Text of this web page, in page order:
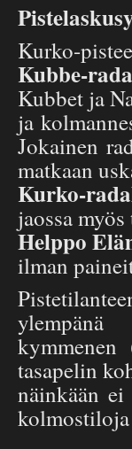
Kurko-
Kubbe-
Kubbet ja
ja
Jokainen
matkaan
Kurko-
jaossa
Helppo
ilman
ylempänä
tasapelin
näinkään